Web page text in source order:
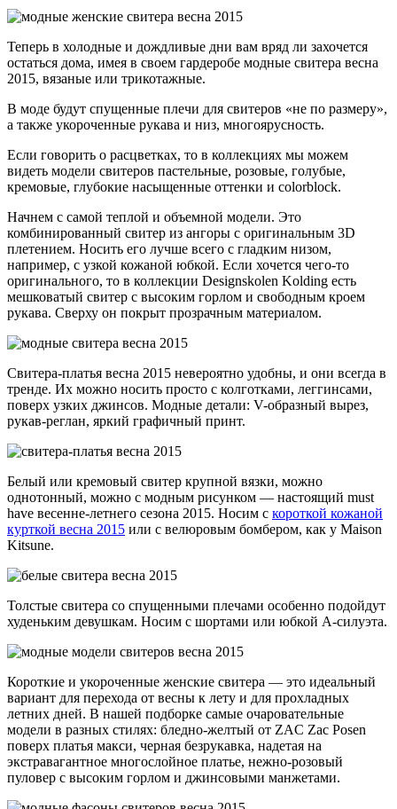
Теперь в холодные и дождливые дни вам вряд ли захочется
остаться дома, имея в своем гардеробе модные свитера весна
2015, вязаные или трикотажные.
В моде будут спущенные плечи для свитеров «не по размеру»,
а также укороченные рукава и низ, многоярусность.
Если говорить о расцветках, то в коллекциях мы можем
видеть модели свитеров пастельные, розовые, голубые,
кремовые, глубокие насыщенные оттенки и colorblock.
Начнем с самой теплой и объемной модели. Это
комбинированный свитер из ангоры с оригинальным 3D
плетением. Носить его лучше всего с гладким низом,
например, с узкой кожаной юбкой. Если хочется чего-то
оригинального, то в коллекции Designskolen Kolding есть
мешковатый свитер с высоким горлом и свободным кроем
рукава. Сверху он покрыт прозрачным материалом.
Свитера-платья весна 2015 невероятно удобны, и они всегда в
тренде. Их можно носить просто с колготками, леггинсами,
поверх узких джинсов. Модные детали: V-образный вырез,
рукав-реглан, яркий графичный принт.
Белый или кремовый свитер крупной вязки, можно
однотонный, можно с модным рисунком — настоящий must
have весенне-летнего сезона 2015. Носим с короткой кожаной
курткой весна 2015 или с велюровым бомбером, как у Maison
Kitsune.
Толстые свитера со спущенными плечами особенно подойдут
худеньким девушкам. Носим с шортами или юбкой А-силуэта.
Короткие и укороченные женские свитера — это идеальный
вариант для перехода от весны к лету и для прохладных
летних дней. В нашей подборке самые очаровательные
модели в разных стилях: бледно-желтый от ZAC Zac Posen
поверх платья макси, черная безрукавка, надетая на
экстравагантное многослойное платье, нежно-розовый
пуловер с высоким горлом и джинсовыми манжетами.